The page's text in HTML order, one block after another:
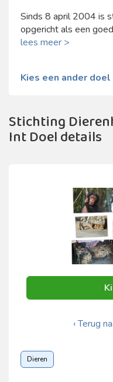
Sinds 8 april 2004 is
opgericht als een
lees meer >
Kies een ander doel
Stichting
Int Doel details
‹ Terug
Dieren